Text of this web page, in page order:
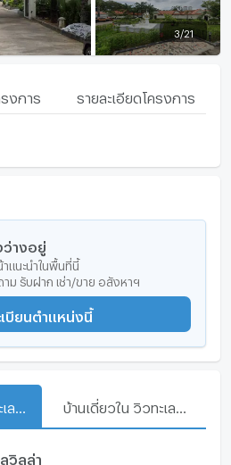
3 /21
งการ รายละเอียดโครงการ
ว่างอยู่
แนะนำในพื้นที่นี้
าม รับฝาก เช่า/ขาย อสังหาฯ
เบียนตำแหน่งนี้
ลวิลล่า